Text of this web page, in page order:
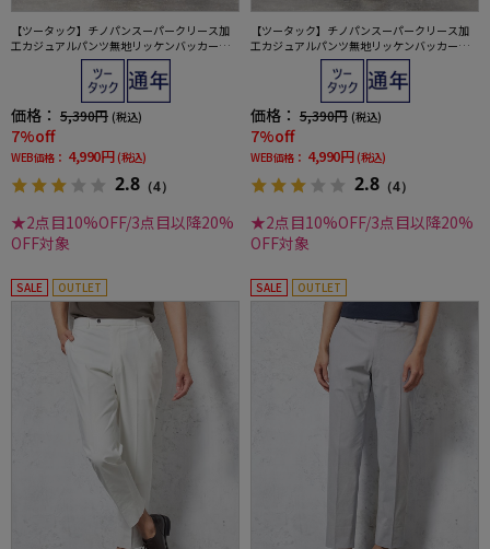
【ツータック】チノパンスーパークリース加
工カジュアルパンツ無地リッケンバッカー通
価格： 5,390円 (税込)
7%off
WEB価格： 4,990円 (税込)
2.8 （4）
★2点目10%OFF/3点目以降20%
OFF対象
【ツータック】チノパンスーパークリース加
工カジュアルパンツ無地リッケンバッカー通
価格： 5,390円 (税込)
7%off
WEB価格： 4,990円 (税込)
2.8 （4）
★2点目10%OFF/3点目以降20%
OFF対象
SALE OUTLET SALE OUTLET